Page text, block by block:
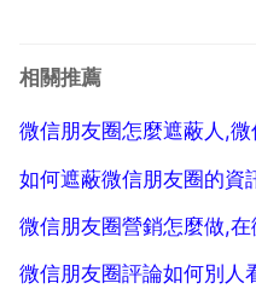
多的恢復類別。2 在選擇
相關推薦
微信朋友圈怎麼遮蔽人,
如何遮蔽微信朋友圈的資
微信朋友圈營銷怎麼做,